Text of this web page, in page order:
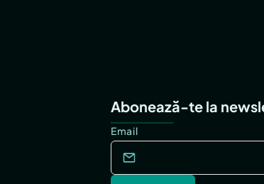
Abonează-te la
Email